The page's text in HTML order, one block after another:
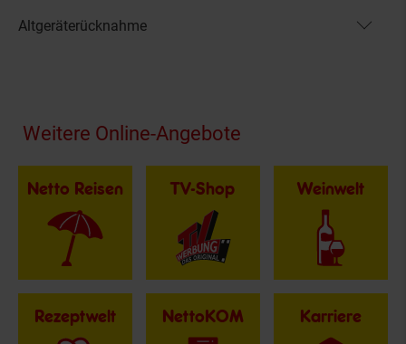
Altgeräterücknahme
Fußzeile
Weitere Online-Angebote
Netto Reisen TV-Shop Weinwelt
Rezeptwelt NettoKOM Karriere